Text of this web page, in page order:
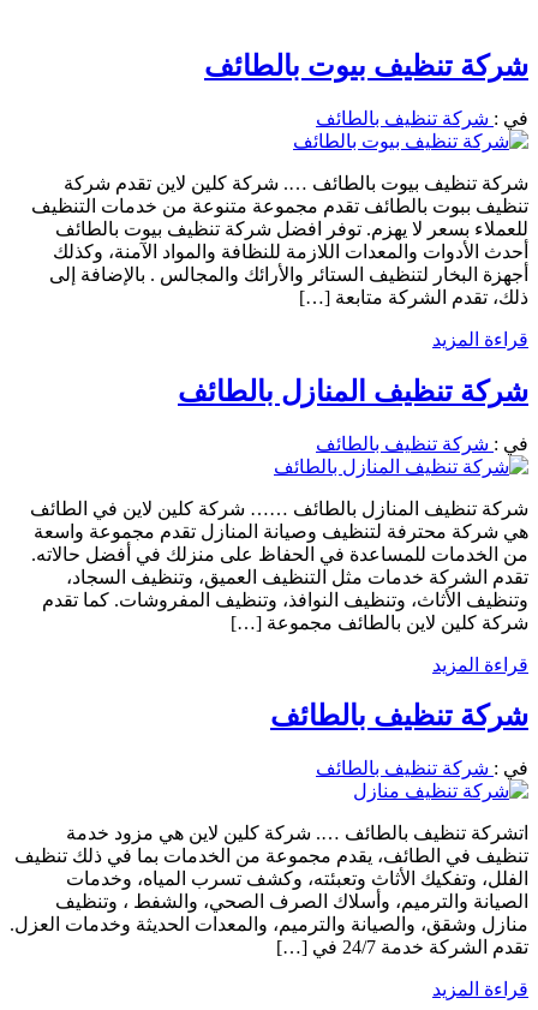
شركة تنظيف بيوت بالطائف
في : شركة تنظيف بالطائف
شركة تنظيف بيوت بالطائف …. شركة كلين لاين تقدم شركة
تنظيف ببوت بالطائف تقدم مجموعة متنوعة من خدمات التنظيف
للعملاء بسعر لا يهزم. توفر افضل شركة تنظيف بيوت بالطائف
أحدث الأدوات والمعدات اللازمة للنظافة والمواد الآمنة، وكذلك
أجهزة البخار لتنظيف الستائر والأرائك والمجالس . بالإضافة إلى
ذلك، تقدم الشركة متابعة […]
قراءة المزيد
شركة تنظيف المنازل بالطائف
في : شركة تنظيف بالطائف
شركة تنظيف المنازل بالطائف …… شركة كلين لاين في الطائف
هي شركة محترفة لتنظيف وصيانة المنازل تقدم مجموعة واسعة
من الخدمات للمساعدة في الحفاظ على منزلك في أفضل حالاته.
تقدم الشركة خدمات مثل التنظيف العميق، وتنظيف السجاد،
وتنظيف الأثاث، وتنظيف النوافذ، وتنظيف المفروشات. كما تقدم
شركة كلين لاين بالطائف مجموعة […]
قراءة المزيد
شركة تنظيف بالطائف
في : شركة تنظيف بالطائف
اتشركة تنظيف بالطائف …. شركة كلين لاين هي مزود خدمة
تنظيف في الطائف، يقدم مجموعة من الخدمات بما في ذلك تنظيف
الفلل، وتفكيك الأثاث وتعبئته، وكشف تسرب المياه، وخدمات
الصيانة والترميم، وأسلاك الصرف الصحي، والشفط ، وتنظيف
منازل وشقق، والصيانة والترميم، والمعدات الحديثة وخدمات العزل.
تقدم الشركة خدمة 24/7 في […]
قراءة المزيد